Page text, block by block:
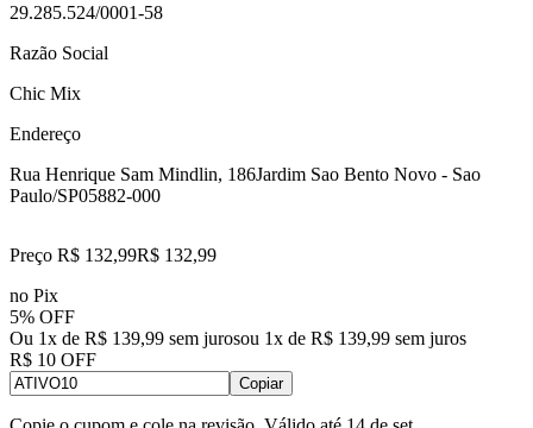
29.285.524/0001-58
Razão Social
Chic Mix
Endereço
Rua Henrique Sam Mindlin, 186Jardim Sao Bento Novo - Sao
Paulo/SP05882-000
Preço R$ 132,99R$ 132,99
no Pix
5% OFF
Ou 1x de R$ 139,99 sem jurosou 1x de R$ 139,99 sem juros
R$ 10 OFF
Copiar